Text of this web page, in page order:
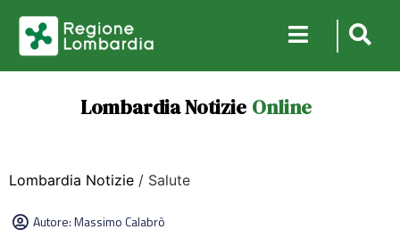
Lombardia Notizie Online
Lombardia Notizie / Salute
Autore:Massimo Calabrò